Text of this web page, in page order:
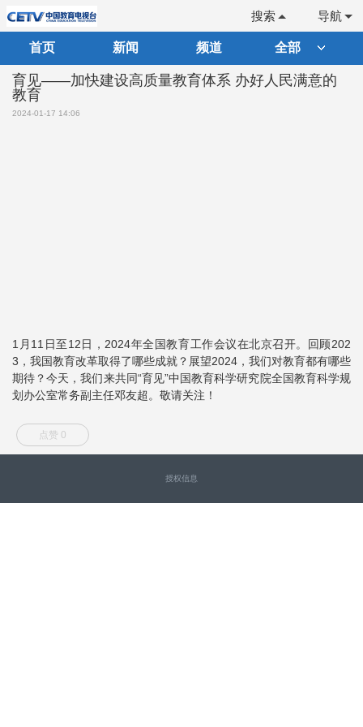
导航
搜索
首页 新闻 频道 全部
育见——加快建设高质量教育体系 办好人民满意的
教育
2024-01-17 14:06
1月11日至12日，2024年全国教育工作会议在北京召开。回顾202
3，我国教育改革取得了哪些成就？展望2024，我们对教育都有哪些
期待？今天，我们来共同“育见”中国教育科学研究院全国教育科学规
划办公室常务副主任邓友超。敬请关注！
点赞 0
授权信息